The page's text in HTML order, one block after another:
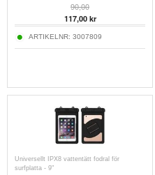
90,00
117,00kr
ARTIKELNR: 3007809
Universellt IPX8 vattentätt fodral för
surfplatta - 9"